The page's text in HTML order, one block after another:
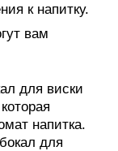
к напитку.
вам
для виски
напитка.
для